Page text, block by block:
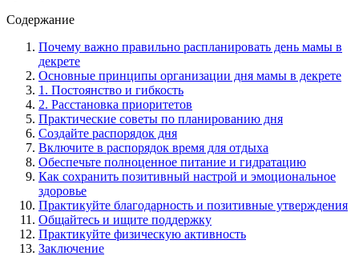
Содержание
Почему важно правильно распланировать день мамы в
декрете
Основные принципы организации дня мамы в декрете
1. Постоянство и гибкость
2. Расстановка приоритетов
Практические советы по планированию дня
Создайте распорядок дня
Включите в распорядок время для отдыха
Обеспечьте полноценное питание и гидратацию
Как сохранить позитивный настрой и эмоциональное
здоровье
Практикуйте благодарность и позитивные утверждения
Общайтесь и ищите поддержку
Практикуйте физическую активность
Заключение